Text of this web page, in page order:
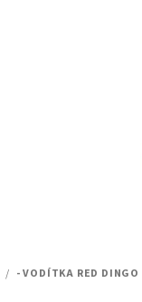
/ - VODÍTKA RED DINGO